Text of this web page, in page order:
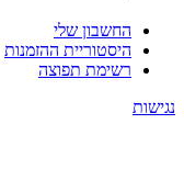
החשבון שלי
היסטוריית ההזמנות
רשימת תפוצה
נגישות